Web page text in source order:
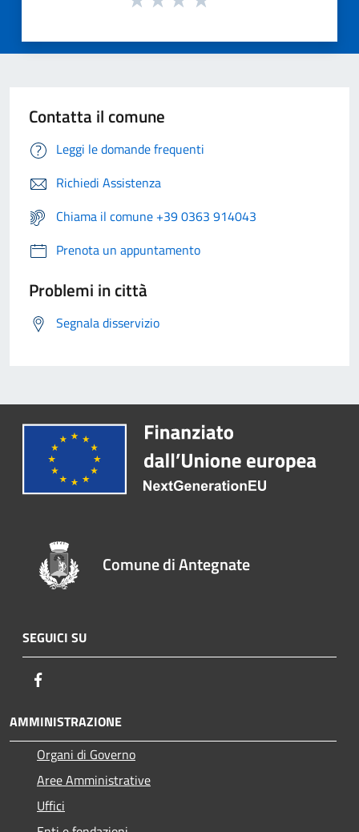
Contatta il comune
Leggi le domande frequenti
Richiedi Assistenza
Chiama il comune +39 0363 914043
Prenota un appuntamento
Problemi in città
Segnala disservizio
Comune di Antegnate
SEGUICI SU
AMMINISTRAZIONE
Organi di Governo
Aree Amministrative
Uffici